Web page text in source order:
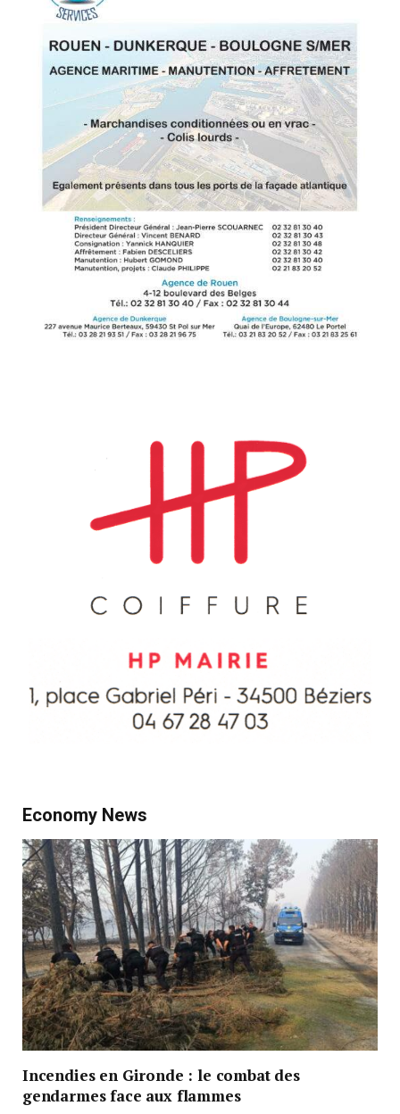
Economy News
Incendies en Gironde : le combat des
gendarmes face aux flammes